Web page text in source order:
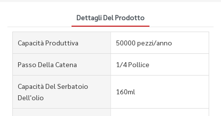
Dettagli Del Prodotto
Capacità Produttiva 50000 pezzi/anno
Passo Della Catena 1/4 Pollice
Capacità Del Serbatoio
Dell'olio
160ml